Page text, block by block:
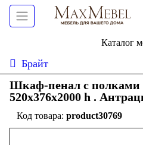
Каталог
Брайт
Шкаф-пенал с полками
520х376х2000 h .
product30769